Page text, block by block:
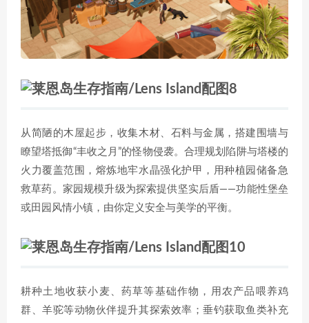
从简陋的木屋起步，收集木材、石料与金属，搭建围墙与
瞭望塔抵御“丰收之月”的怪物侵袭。合理规划陷阱与塔楼的
火力覆盖范围，熔炼地牢水晶强化护甲，用种植园储备急
救草药。家园规模升级为探索提供坚实后盾——功能性堡垒
或田园风情小镇，由你定义安全与美学的平衡。
耕种土地收获小麦、药草等基础作物，用农产品喂养鸡
群、羊驼等动物伙伴提升其探索效率；垂钓获取鱼类补充